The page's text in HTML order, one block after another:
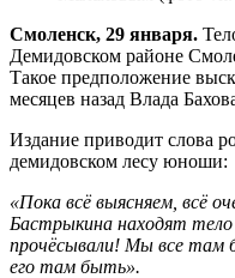
Смоленск, 29 января.
Демидовском районе
Такое предположение
месяцев назад Влада
Издание приводит слова
демидовском лесу юноши:
«Пока всё выясняем, всё
Бастрыкина находят
прочёсывали! Мы все там
его там быть».